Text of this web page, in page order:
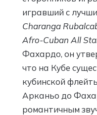
игравший с
Charanga
Afro-Cuban All
Фахардо, он
что на Кубе
кубинской
Арканьо до
романтичным